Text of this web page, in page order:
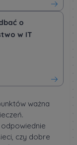
o
w IT
ważna
czy dobre